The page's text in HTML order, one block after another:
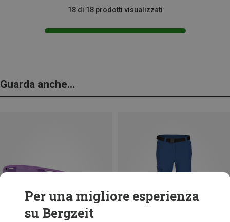
18 di 18 prodotti visualizzati
Guarda anche...
Per una migliore esperienza
su Bergzeit